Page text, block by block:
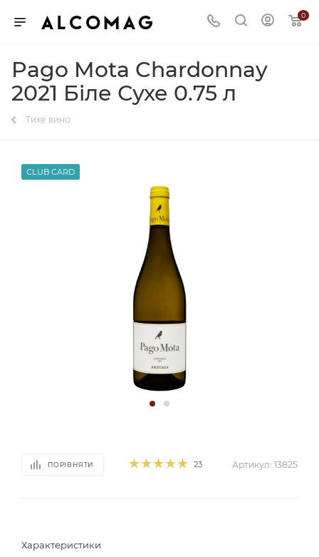
0
Pago Mota Chardonnay
2021 Біле Сухе 0.75 л
Тихе вино
CLUB CARD
ПОРІВНЯТИ 23 Артикул: 13825
Характеристики